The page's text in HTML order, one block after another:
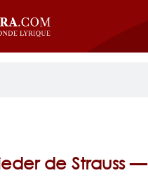
de Strauss —